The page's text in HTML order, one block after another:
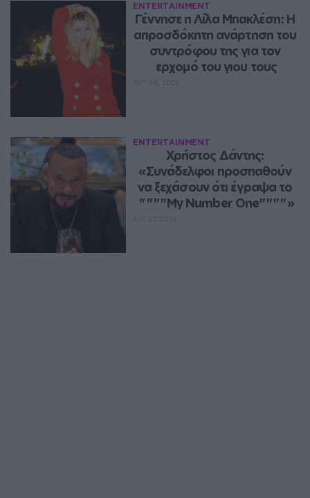
ENTERTAINMENT
Γέννησε η Λίλα Μπακλέση: Η
απροσδόκητη ανάρτηση του
συντρόφου της για τον
ερχομό του γιου τους
ENTERTAINMENT
Χρήστος Δάντης:
«Συνάδελφοι προσπαθούν
να ξεχάσουν ότι έγραψα το
""""My Number One""""»